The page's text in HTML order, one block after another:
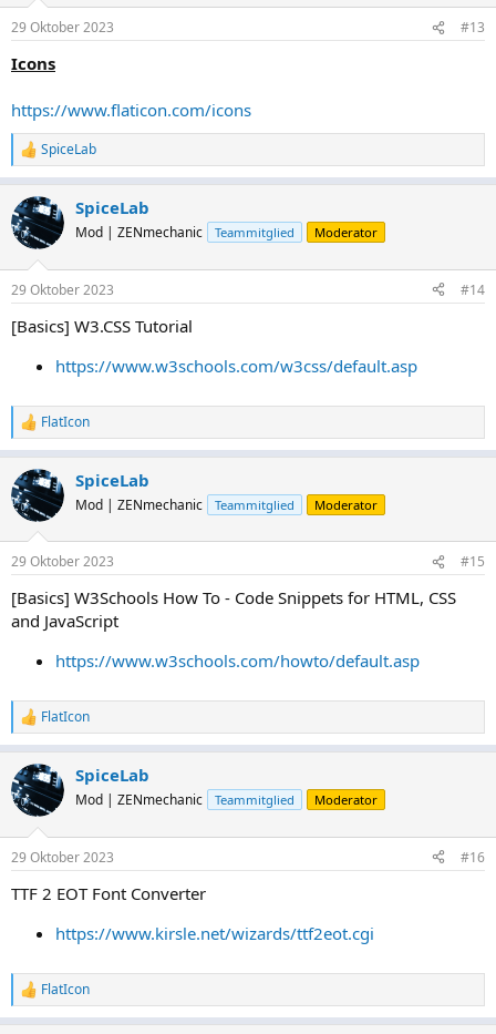
n
e
:
29 Oktober 2023 #13
Icons
https://www.flaticon.com/icons
R
e
k
t
i
n
e
:
SpiceLab
SpiceLab
Mod | ZENmechanic Teammitglied Moderator
29 Oktober 2023 #14
[Basics] W3.CSS Tutorial
https://www.w3schools.com/w3css/default.asp
R
e
k
t
i
n
e
:
FlatIcon
SpiceLab
Mod | ZENmechanic Teammitglied Moderator
29 Oktober 2023 #15
[Basics] W3Schools How To - Code Snippets for HTML, CSS
and JavaScript
https://www.w3schools.com/howto/default.asp
R
e
k
t
i
n
e
FlatIcon
SpiceLab
Mod | ZENmechanic Teammitglied Moderator
29 Oktober 2023 #16
TTF 2 EOT Font Converter
https://www.kirsle.net/wizards/ttf2eot.cgi
R
e
FlatIcon